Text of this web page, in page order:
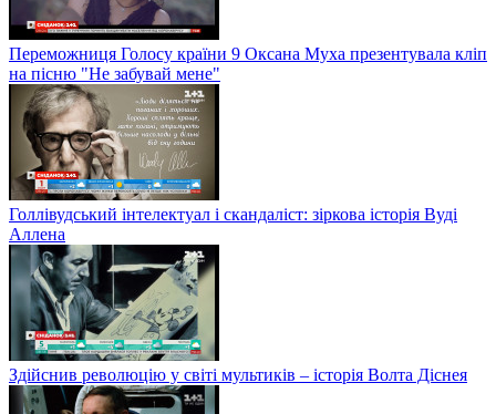
Переможниця Голосу країни 9 Оксана Муха презентувала кліп
на пісню "Не забувай мене"
Голлівудський інтелектуал і скандаліст: зіркова історія Вуді
Аллена
Здійснив революцію у світі мультиків – історія Волта Діснея